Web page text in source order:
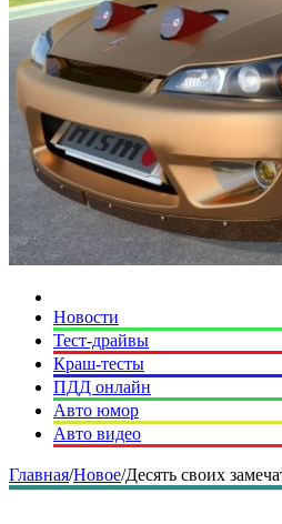
Новости
Тест-драйвы
Краш-тесты
ПДД онлайн
Авто юмор
Авто видео
Главная/Новое/Десять своих